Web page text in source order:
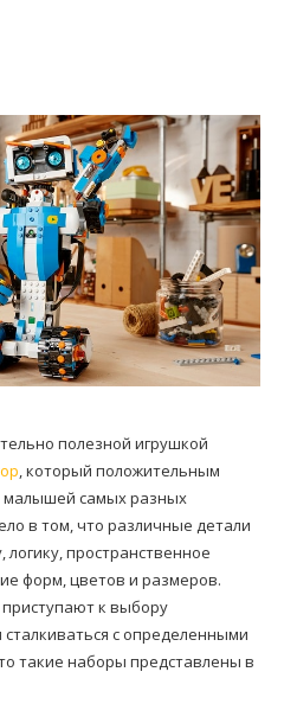
полезной игрушкой
, который положительным
малышей самых разных
в том, что различные детали
пространственное
форм, цветов и размеров.
к выбору
с определенными
такие наборы представлены в